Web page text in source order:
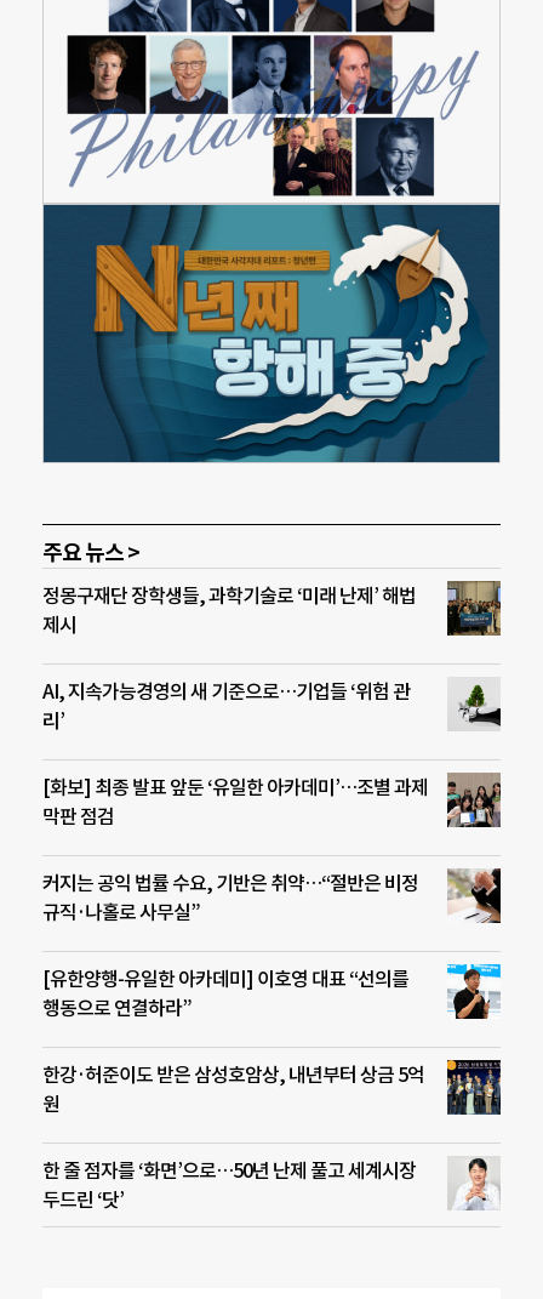
주요 뉴스 >
정몽구재단 장학생들, 과학기술로 ‘미래 난제’ 해법
제시
AI, 지속가능경영의 새 기준으로…기업들 ‘위험 관
리’
[화보] 최종 발표 앞둔 ‘유일한 아카데미’…조별 과제
막판 점검
커지는 공익 법률 수요, 기반은 취약…“절반은 비정
규직·나홀로 사무실”
[유한양행-유일한 아카데미] 이호영 대표 “선의를
행동으로 연결하라”
한강·허준이도 받은 삼성호암상, 내년부터 상금 5억
원
한 줄 점자를 ‘화면’으로…50년 난제 풀고 세계시장
두드린 ‘닷’